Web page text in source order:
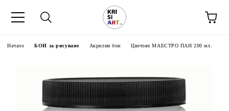
Начало БОИ за рисуване Акрилни бои Цветове МАЕСТРО ПАН 200 мл.